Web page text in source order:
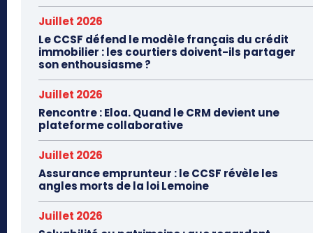
Juillet 2026
Le CCSF défend le modèle français du crédit
immobilier : les courtiers doivent-ils partager
son enthousiasme ?
Juillet 2026
Rencontre : Eloa. Quand le CRM devient une
plateforme collaborative
Juillet 2026
Assurance emprunteur : le CCSF révèle les
angles morts de la loi Lemoine
Juillet 2026